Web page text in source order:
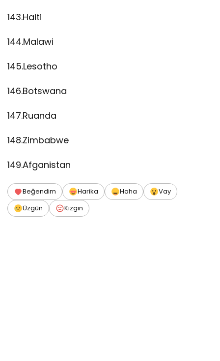
143.Haiti
144.Malawi
145.Lesotho
146.Botswana
147.Ruanda
148.Zimbabwe
149.Afganistan
Beğendim Harika Haha
Vay
Üzgün
Kızgın